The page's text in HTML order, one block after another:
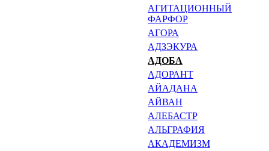
АГИТАЦИОННЫЙ
ФАРФОР
АГОРА
АДЗЭКУРА
АДОБА
АДОРАНТ
АЙАДАНА
АЙВАН
АЛЕБАСТР
АЛЬГРАФИЯ
АКАДЕМИЗМ